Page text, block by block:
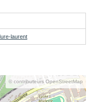
laurent
© contributeurs OpenStreetMap